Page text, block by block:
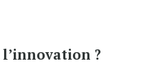
l’innovation ?